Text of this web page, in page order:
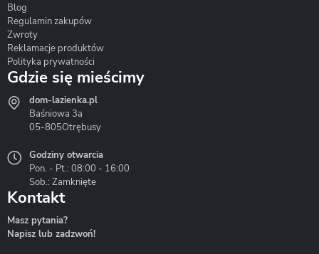
Hydrostop
Liveno
Blog
Regulamin zakupów
Zwroty
Reklamacje produktów
Polityka prywatności
Gdzie się mieścimy
dom-lazienka.pl
Baśniowa 3a
05-805Otrębusy
Godziny otwarcia
Pon. - Pt.: 08:00 - 16:00
Sob.: Zamknięte
Kontakt
Masz pytania?
Napisz lub zadzwoń!